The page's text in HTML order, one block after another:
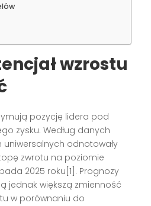
wzrostu
pozycję lidera pod
zysku. Według danych
uniwersalnych odnotowały
zwrotu na poziomie
2025 roku [1] . Prognozy
jednak większą zmienność
w porównaniu do